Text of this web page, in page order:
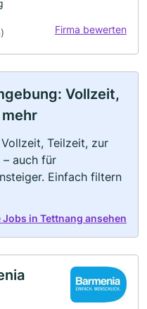
Firma bewerten
Vollzeit,
Teilzeit, zur
auch für
Einfach filtern
Jobs in Tettnang ansehen